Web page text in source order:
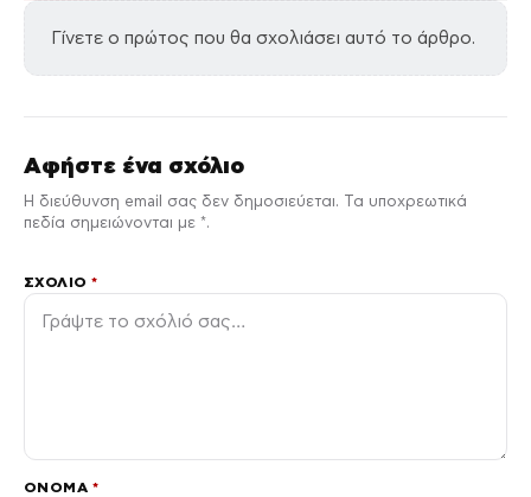
Γίνετε ο πρώτος που θα σχολιάσει αυτό το άρθρο.
Αφήστε ένα σχόλιο
Η διεύθυνση email σας δεν δημοσιεύεται. Τα υποχρεωτικά
πεδία σημειώνονται με *.
ΣΧΌΛΙΟ*
ΌΝΟΜΑ *